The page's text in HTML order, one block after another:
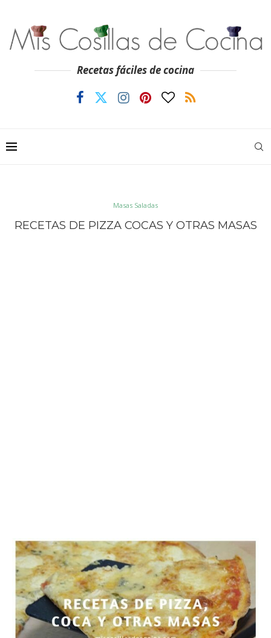
Recetas fáciles de cocina
Masas Saladas
RECETAS DE PIZZA COCAS Y OTRAS MASAS